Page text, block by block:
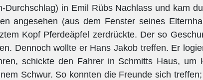
in Emil Rübs Nachlass und kam
angesehen (aus dem Fenster seines
Kopf Pferdeäpfel zerdrückte. Der so
Dennoch wollte er Hans Jakob treffen. Er
schickte den Fahrer in Schmitts Haus, um
Schwur. So konnten die Freunde sich